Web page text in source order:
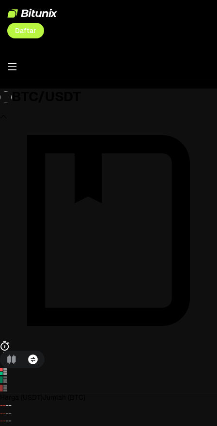
Daftar
----
----
----